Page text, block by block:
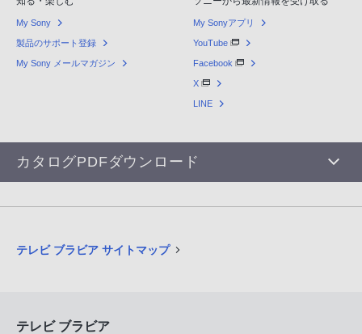
My Sony
製品のサポート登録
My Sony メールマガジン
My Sonyアプリ
YouTube
Facebook
X
LINE
カタログPDFダウンロード
テレビ ブラビア サイトマップ
テレビ ブラビア